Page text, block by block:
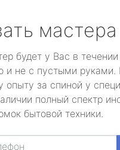
мастера
будет у Вас в
и не с пустыми руками.
опыту за спиной у
полный спектр
бытовой техники.